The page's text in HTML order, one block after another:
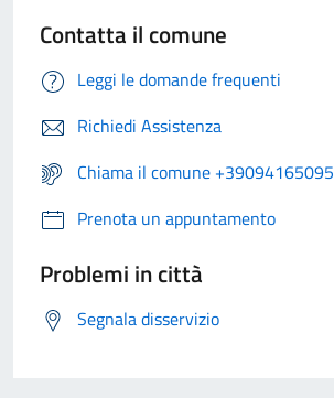
Contatta il comune
Leggi le domande frequenti
Richiedi Assistenza
Chiama il comune +39094165095
Prenota un appuntamento
Problemi in città
Segnala disservizio